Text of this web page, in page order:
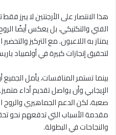
هذا الانتصار على الأرجنتين لا يبرز
الفني والتكتيكي، بل يعكس أيضًا الروح
يمتاز به اللاعبون. مع التركيز
لتحقيق إنجازات كبيرة في أولمبياد
بينما تستمر المنافسات، يأمل
الإيجابي وأن يواصل تقديم أداء
صعبة، لكن الدعم الجماهيري
مقدمة الأسباب التي تدفعهم نحو
والنجاحات في البطولة.